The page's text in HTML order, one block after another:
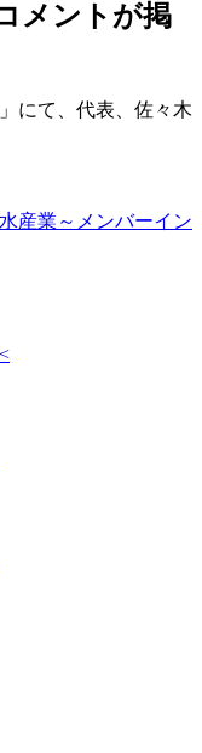
メントが掲
にて、代表、佐々木
産業～ メンバーイン